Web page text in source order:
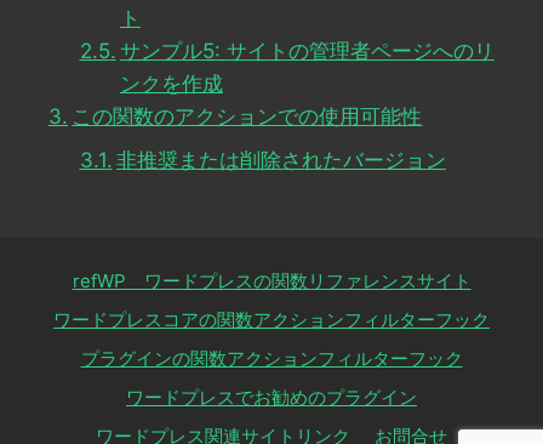
ト
サンプル5: サイトの管理者ページへのリ
ンクを作成
この関数のアクションでの使用可能性
非推奨または削除されたバージョン
refWP ワードプレスの関数リファレンスサイト
ワードプレスコアの関数アクションフィルターフック
プラグインの関数アクションフィルターフック
ワードプレスでお勧めのプラグイン
ワードプレス関連サイトリンク
お問合せ